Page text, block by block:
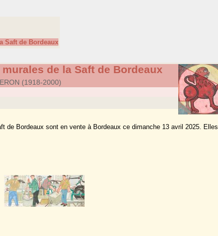
Saft de Bordeaux
de la Saft de Bordeaux
(1918-2000)
de Bordeaux sont en vente à Bordeaux ce dimanche 13 avril 2025. Elles